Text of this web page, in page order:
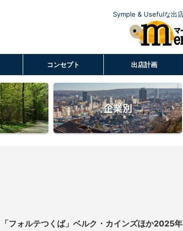
Symple & Usefulな出
コンセプト 出店計画
企業別
「フォルテつくば」ベルク・カインズほか